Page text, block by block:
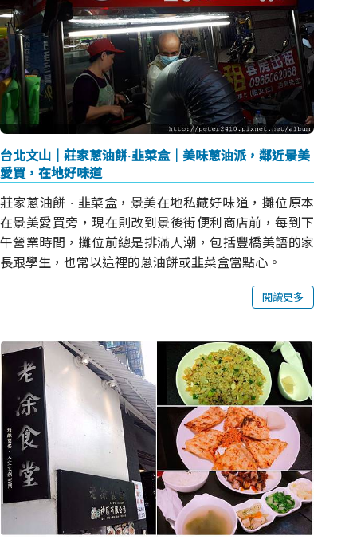
台北文山｜莊家蔥油餅‧韭菜盒｜美味蔥油派，鄰近景美
愛買，在地好味道
莊家蔥油餅 ‧ 韭菜盒，景美在地私藏好味道，攤位原本
在景美愛買旁，現在則改到景後街便利商店前，每到下
午營業時間，攤位前總是排滿人潮，包括豐橋美語的家
長跟學生，也常以這裡的蔥油餅或韭菜盒當點心。
閱讀更多